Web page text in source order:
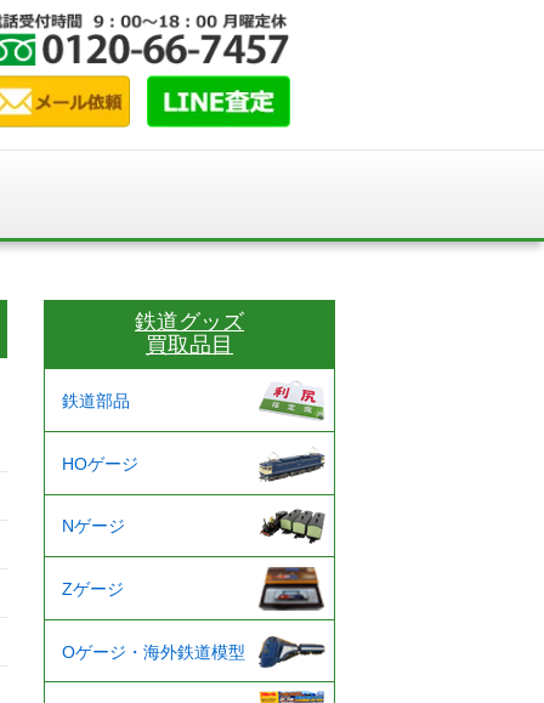
鉄道グッズ
買取品目
鉄道部品
HOゲージ
Nゲージ
Zゲージ
Oゲージ・海外鉄道模型